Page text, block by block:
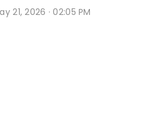
21, 2026 · 02:05 PM